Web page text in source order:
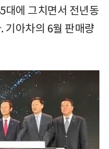
대에 그치면서 전년동
기아차의 6월 판매량